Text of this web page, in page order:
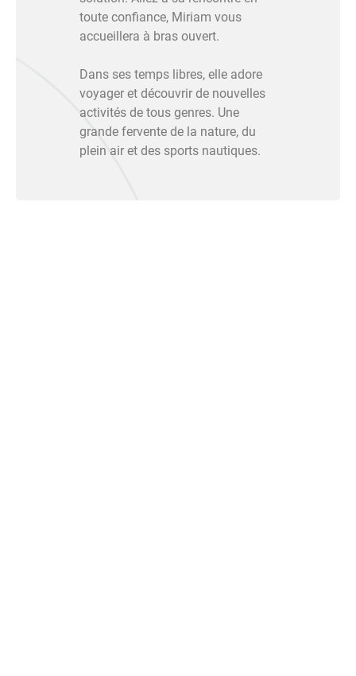
toute confiance, Miriam vous
accueillera à bras ouvert.
Dans ses temps libres, elle adore
voyager et découvrir de nouvelles
activités de tous genres. Une
grande fervente de la nature, du
plein air et des sports nautiques.